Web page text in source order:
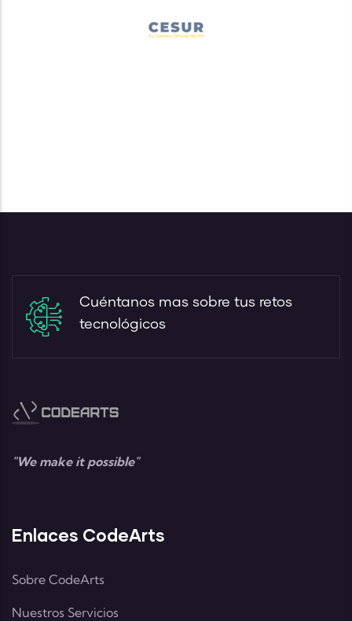
Cuéntanos mas sobre tus retos
tecnológicos
"We make it possible"
Enlaces CodeArts
Sobre CodeArts
Nuestros Servicios